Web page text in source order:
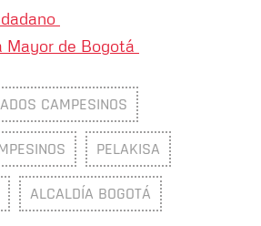
Mayor de Bogotá
CAMPESINOS
PELAKISA
ALCALDÍA BOGOTÁ